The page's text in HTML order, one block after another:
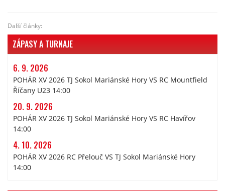
Další články:
ZÁPASY A TURNAJE
6. 9. 2026
POHÁR XV 2026 TJ Sokol Mariánské Hory VS RC Mountfield
Říčany U23 14:00
20. 9. 2026
POHÁR XV 2026 TJ Sokol Mariánské Hory VS RC Havířov
14:00
4. 10. 2026
POHÁR XV 2026 RC Přelouč VS TJ Sokol Mariánské Hory
14:00